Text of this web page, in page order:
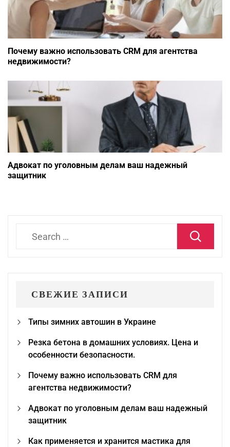
Почему важно использовать CRM для агентства
недвижимости?
Адвокат по уголовным делам ваш надежный
защитник
СВЕЖИЕ ЗАПИСИ
Типы зимних автошин в Украине
Резка бетона в домашних условиях. Цена и
особенности безопасности.
Почему важно использовать CRM для
агентства недвижимости?
Адвокат по уголовным делам ваш надежный
защитник
Как применяется и хранится мастика для